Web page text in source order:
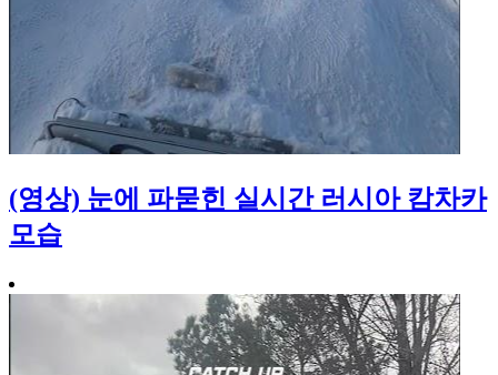
(영상) 눈에 파묻힌 실시간 러시아 캄차카
모습